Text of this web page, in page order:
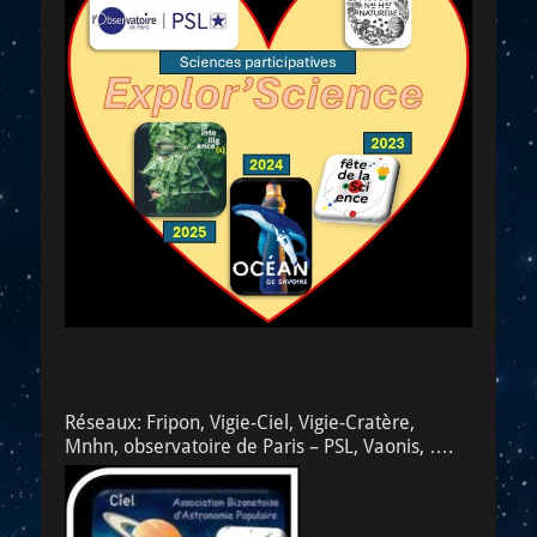
Réseaux: Fripon, Vigie-Ciel, Vigie-Cratère,
Mnhn, observatoire de Paris – PSL, Vaonis, ….